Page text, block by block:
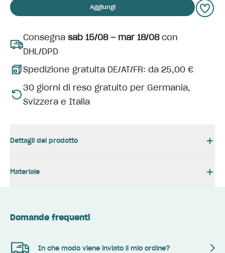
Aggiungi
Consegna sab 15/08 – mar 18/08con
DHL/DPD
Spedizione gratuita DE/AT/FR: da 25,00 €
30 giorni di reso gratuito per Germania,
Svizzera e Italia
Dettagli del prodotto
Materiale
Domande frequenti
In che modo viene inviato il mio ordine?